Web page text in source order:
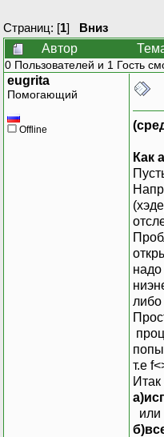
Страниц: [1] Вниз
Автор
0 Пользователей и 1 Гость
eugrita
Помогающий
Offline
Как
т.е
Итак
или